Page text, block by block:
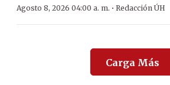
Agosto 8, 2026 04:00 a. m. · Redacción ÚH
Carga Más